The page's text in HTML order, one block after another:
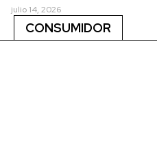
julio 14, 2026
CONSUMIDOR